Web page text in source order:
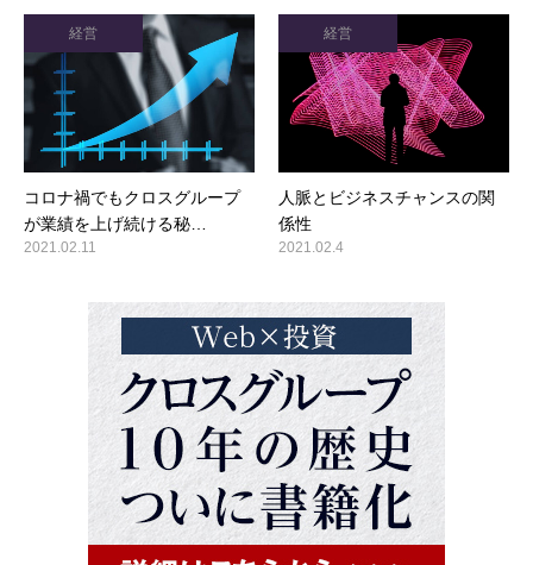
コロナ禍でもクロスグループ
が業績を上げ続ける秘…
2021.02.11
経営
人脈とビジネスチャンスの関
係性
2021.02.4
経営